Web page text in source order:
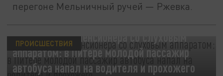
перегоне Мельничный ручей — Ржевка.
Нокаутировал пенсионера со слуховым
аппаратом: в Питере молодой пассажир
автобуса напал на водителя и прохожего
ПРОИСШЕСТВИЯ